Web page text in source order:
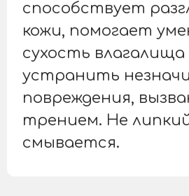
способствует
кожи, помогает
сухость влагалища
устранить
повреждения,
трением. Не
смывается.